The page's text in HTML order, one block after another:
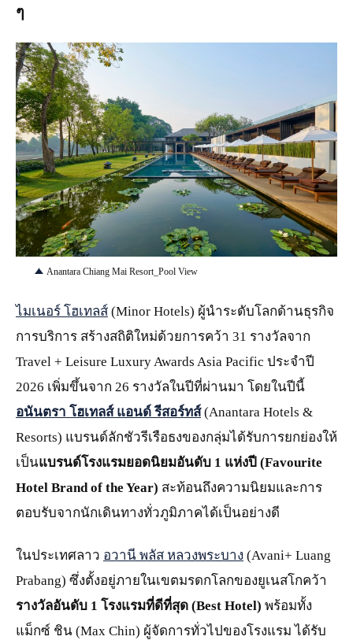
ๆ
JPG
Anantara Chiang Mai Resort_Pool View
ไมเนอร์ โฮเทลส์ (Minor Hotels) ผู้นำระดับโลกด้านธุรกิจ
การบริการ สร้างสถิติใหม่ด้วยการคว้า 31 รางวัลจาก
Travel + Leisure Luxury Awards Asia Pacific ประจำปี
2026 เพิ่มขึ้นจาก 26 รางวัลในปีที่ผ่านมา โดยในปีนี้
อนันตรา โฮเทลส์ แอนด์ รีสอร์ทส์(Anantara Hotels &
Resorts) แบรนด์ลักชัวรีเรือธงของกลุ่มได้รับการยกย่องให้
เป็นแบรนด์โรงแรมยอดนิยมอันดับ 1 แห่งปี (Favourite
Hotel Brand of the Year) สะท้อนถึงความนิยมและการ
ตอบรับจากนักเดินทางทั่วภูมิภาคได้เป็นอย่างดี
ในประเทศลาว อวานี พลัส หลวงพระบาง (Avani+ Luang
Prabang) ซึ่งตั้งอยู่ภายในเขตมรดกโลกของยูเนสโกคว้า
รางวัลอันดับ 1 โรงแรมที่ดีที่สุด (Best Hotel) พร้อมทั้ง
แม็กซ์ ชิน (Max Chin) ผู้จัดการทั่วไปของโรงแรม ได้รับ